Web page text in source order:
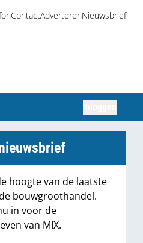
ContactAdverterenNieuwsbrief
hoogte van de laatste
bouwgroothandel.
in voor de
van MIX.